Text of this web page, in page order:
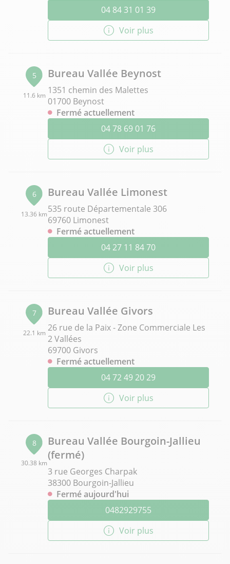
04 84 31 01 39
Voir plus
5
11.6 km
Bureau Vallée Beynost
1351 chemin des Malettes
01700 Beynost
Fermé actuellement
04 78 69 01 76
Voir plus
6
13.36 km
Bureau Vallée Limonest
535 route Départementale 306
69760 Limonest
Fermé actuellement
04 27 11 84 70
Voir plus
7
22.1 km
Bureau Vallée Givors
26 rue de la Paix - Zone Commerciale Les
2 Vallées
69700 Givors
Fermé actuellement
04 72 49 20 29
Voir plus
8
30.38 km
Bureau Vallée Bourgoin-Jallieu
(fermé)
3 rue Georges Charpak
38300 Bourgoin-Jallieu
Fermé aujourd'hui
0482929755
Voir plus